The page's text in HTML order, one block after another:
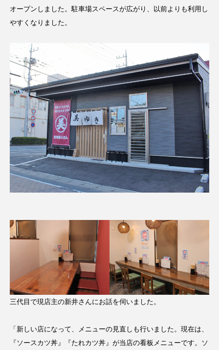
オープンしました。駐車場スペースが広がり、以前よりも利用し
やすくなりました。
三代目で現店主の新井さんにお話を伺いました。
「新しい店になって、メニューの見直しも行いました。現在は、
『ソースカツ丼』『たれカツ丼』が当店の看板メニューです。ソ